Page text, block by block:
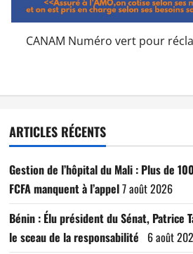
CANAM Numéro vert pour
ARTICLES RÉCENTS
Gestion de l’hôpital du Mali : Plus de
FCFA manquent à l’appel7 août 2026
Bénin : Élu président du Sénat, Patrice
le sceau de la responsabilité 6 août